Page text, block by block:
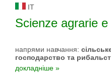
IT
Scienze agrarie
напрями навчання:
господарство та
докладніше »